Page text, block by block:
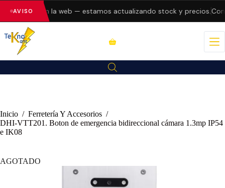
AVISO
errores en la web — estamos actualizando stock y precios.
Inicio / Ferretería Y Accesorios /
DHI-VTT201. Boton de emergencia bidireccional cámara 1.3mp IP54
e IK08
AGOTADO